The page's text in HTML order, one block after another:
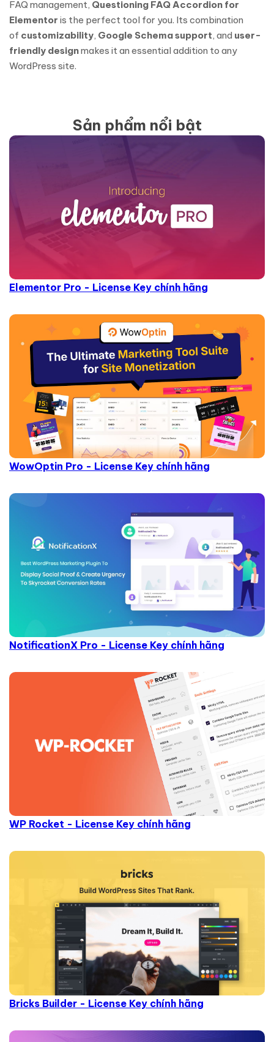
FAQ management, Questioning FAQ Accordion for
Elementor is the perfect tool for you. Its combination
of customizability, Google Schema support, and user-
friendly designmakes it an essential addition to any
WordPress site.
Sản phẩm nổi bật
Elementor Pro - License Key chính hãng
WowOptin Pro - License Key chính hãng
NotificationX Pro - License Key chính hãng
WP Rocket - License Key chính hãng
Bricks Builder - License Key chính hãng